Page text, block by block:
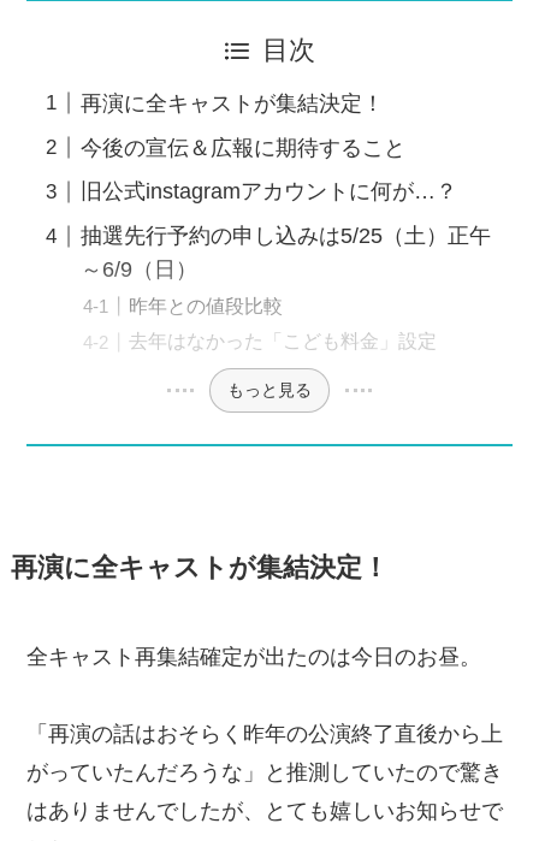
目次
再演に全キャストが集結決定！
今後の宣伝＆広報に期待すること
旧公式instagramアカウントに何が…？
抽選先行予約の申し込みは5/25（土）正午
～6/9（日）
昨年との値段比較
去年はなかった「こども料金」設定
もっと見る
再演に全キャストが集結決定！
全キャスト再集結確定が出たのは今日のお昼。
「再演の話はおそらく昨年の公演終了直後から上
がっていたんだろうな」と推測していたので驚き
はありませんでしたが、とても嬉しいお知らせで